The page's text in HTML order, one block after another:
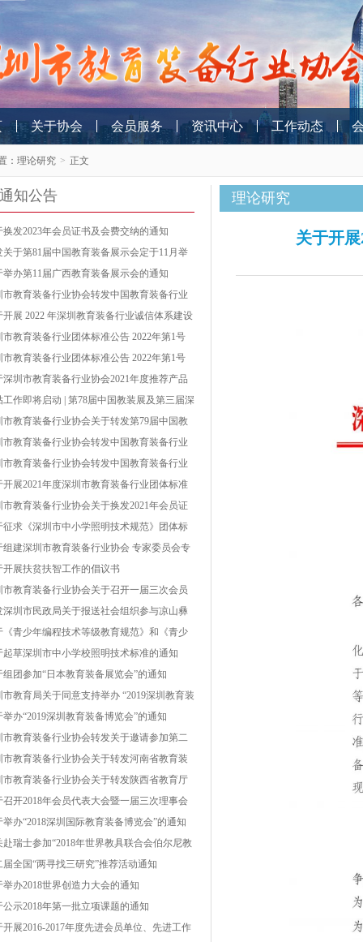
关于协会 会员服务 资讯中心 工作动态
： 理论研究 > 正文
通知公告
换发2023年会员证书及会费交纳的通知
关于第81届中国教育装备展示会定于11月举
通知
举办第11届广西教育装备展示会的通知
市教育装备行业协会转发中国教育装备行业
关于开展2022年教育装备行业企业信用等级
工作的通知
开展 2022 年深圳教育装备行业诚信体系建设
的通知
市教育装备行业团体标准公告 2022年第1号
第 002号）
市教育装备行业团体标准公告 2022年第1号
第 002号）
深圳市教育装备行业协会2021年度推荐产品
结果的公示
工作即将启动 | 第78届中国教装展及第三届深
博会被纳入深圳市国内重点经贸类展会
市教育装备行业协会关于转发第79届中国教
备展示会具体事项的通知
市教育装备行业协会转发中国教育装备行业
关于开展中国教育装备行业协会2022年度推
品工作的通知
市教育装备行业协会转发中国教育装备行业
关于开展2021年教育装备行业企业信用等级
工作的通知
开展2021年度深圳市教育装备行业团体标准
工作的通知
市教育装备行业协会关于换发2021年会员证
会费缴纳的通知
征求《深圳市中小学照明技术规范》团体标
征求意见稿）意见的通知
组建深圳市教育装备行业协会 专家委员会专
的通知
开展扶贫扶智工作的倡议书
市教育装备行业协会关于召开一届三次会员
大会暨一届四次理事会的通知
深圳市民政局关于报送社会组织参与凉山彝
治州普格县、金阳县、甘洛县、雷波县脱贫
帮扶项目的通知
《青少年编程技术等级教育规范》和《青少
器人技术等级教育规范》团体标准编制工作
通知
起草深圳市中小学校照明技术标准的通知
组团参加“日本教育装备展览会”的通知
市教育局关于同意支持举办 “2019深圳教育装
览会”的复函
举办“2019深圳教育装备博览会”的通知
市教育装备行业协会转发关于邀请参加第二
南教育装备展示会的函
市教育装备行业协会关于转发河南省教育装
业协会《关于举办“第二届中国（郑州）国际
装备博览会暨教育产业发展高峰论坛”的通
的函
市教育装备行业协会关于转发陕西省教育厅
技术装备管理中心《关于举办“2019西部教育
博览会”的通知》的函
召开2018年会员代表大会暨一届三次理事会
知
举办“2018深圳国际教育装备博览会”的通知
赴瑞士参加“2018年世界教具联合会伯尔尼教
术装备展”的组团通知
届全国“两寻找三研究”推荐活动通知
举办2018世界创造力大会的通知
公示2018年第一批立项课题的通知
开展2016-2017年度先进会员单位、先进工作
理论研究
关于开